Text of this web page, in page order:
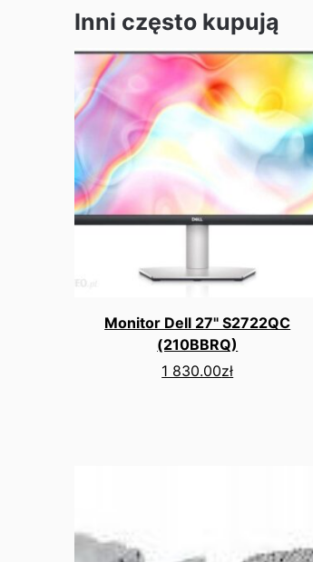
Inni często kupują
Monitor Dell 27" S2722QC
(210BBRQ)
1 830.00zł